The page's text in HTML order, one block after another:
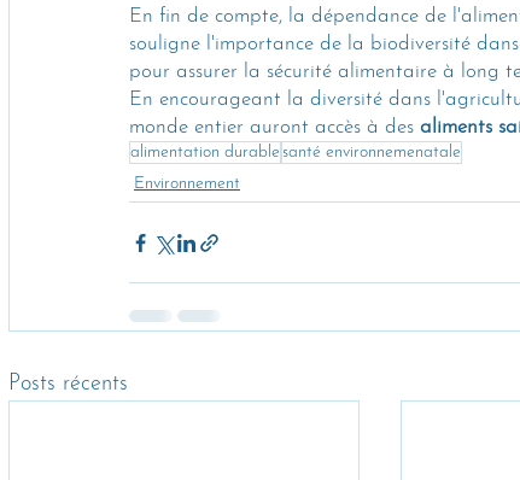
En fin de compte, la dépendance de
souligne l'importance de la biodiversité
pour assurer la sécurité alimentaire à long
En encourageant la diversité dans
monde entier auront accès à des aliments
alimentation durable santé environnemenatale
Environnement
Posts récents